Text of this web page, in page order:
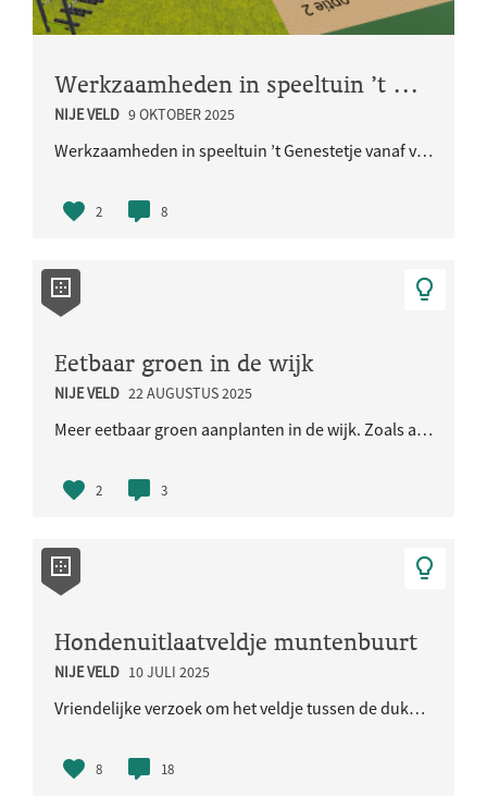
Werkzaamheden in speeltuin ’t Genestetje vanaf vrijdag 22 mei 2026
NIJE VELD 9 OKTOBER 2025
Werkzaamheden in speeltuin ’t Genestetje vanaf vrijdag 22 mei 2026
2 8
Eetbaar groen in de wijk
NIJE VELD 22 AUGUSTUS 2025
Meer eetbaar groen aanplanten in de wijk. Zoals appel- en pruimenbomen, bramen-, frambozen- of dru..
2 3
Hondenuitlaatveldje muntenbuurt
NIJE VELD 10 JULI 2025
Vriendelijke verzoek om het veldje tussen de dukaatstraat en goffertzwembad een officieel hondenui..
8 18